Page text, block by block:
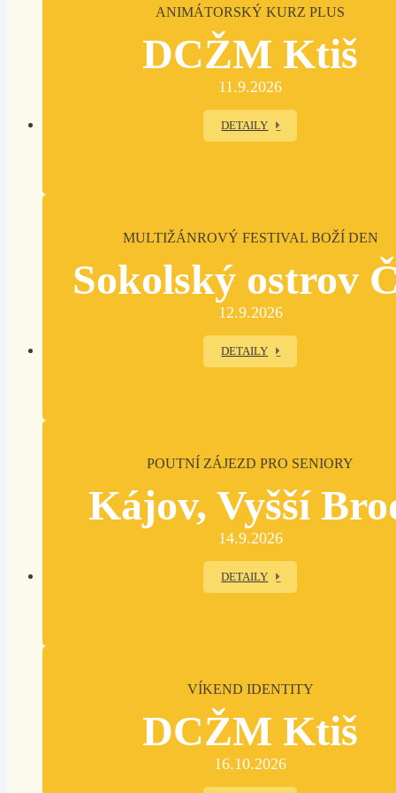
ANIMÁTORSKÝ KURZ PLUS
DCŽM Ktiš
11.9.2026
DETAILY
MULTIŽÁNROVÝ FESTIVAL BOŽÍ DEN
Sokolský ostrov
12.9.2026
DETAILY
POUTNÍ ZÁJEZD PRO SENIORY
Kájov, Vyšší
14.9.2026
DETAILY
VÍKEND IDENTITY
DCŽM Ktiš
16.10.2026